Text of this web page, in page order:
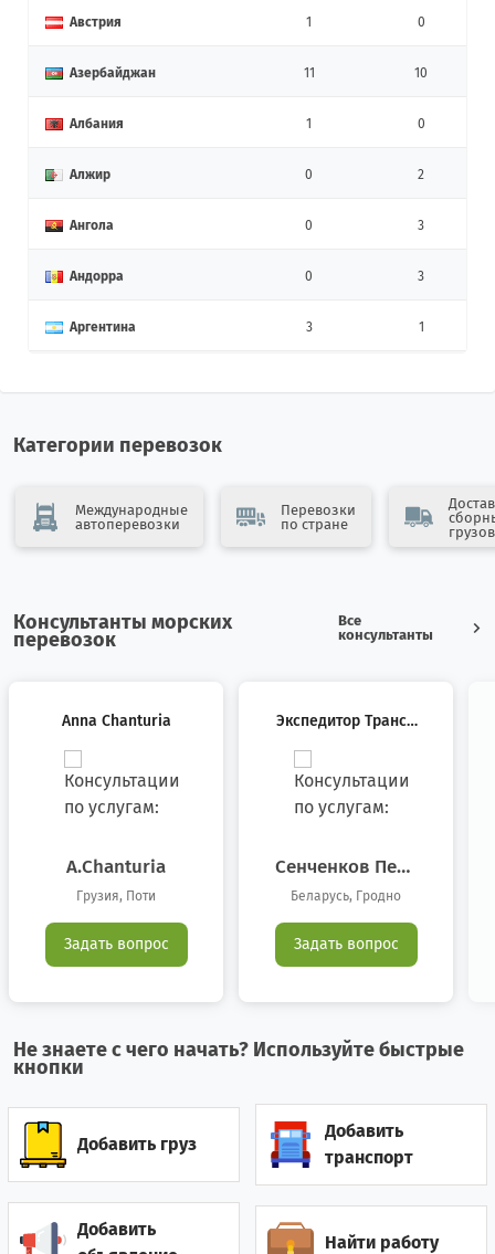
Австрия 1 0
Азербайджан 11 10
Албания 1 0
Алжир 0 2
Ангола 0 3
Андорра 0 3
Аргентина 3 1
Бахрейн 0 2
Бельгия 6
Боливия 0
Великобритания 6
Гайана 0
Гана 5
Категории перевозок
Международные
автоперевозки
Перевозки
по стране
грузов
Консультанты морских
перевозок
Все
консультанты
Anna Chanturia
A.chanturia
Грузия, Поти
Задать вопрос
Экспедитор Трансп
Сенченков Петр
Владимирович
Беларусь, Гродно
Задать вопрос
Не знаете с чего начать? Используйте быстрые
кнопки
Добавить груз
Добавить
транспорт
Добавить
Найти работу